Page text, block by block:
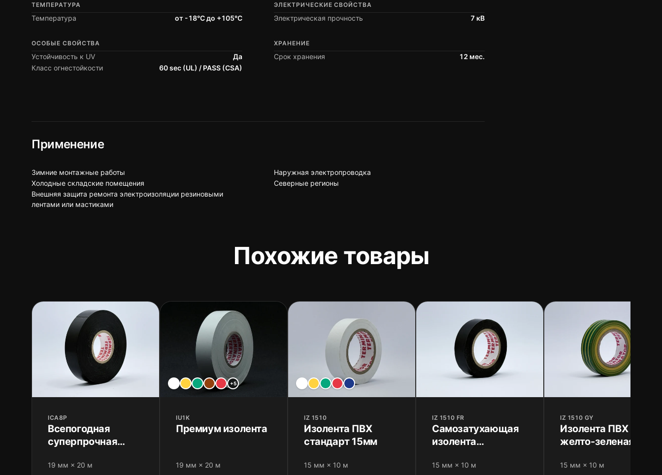
ТЕМПЕРАТУРА
Температура от -18°C до +105°C
ЭЛЕКТРИЧЕСКИЕ СВОЙСТВА
Электрическая прочность 7 кВ
ОСОБЫЕ СВОЙСТВА
Устойчивость к UV
Да
Класс огнестойкости
60 sec (UL) / PASS (CSA)
ХРАНЕНИЕ
Срок хранения 12 мес.
Применение
Зимние монтажные работы
Наружная электропроводка
Холодные складские помещения
Северные регионы
Внешняя защита ремонта электроизоляции резиновыми
лентами или мастиками
Похожие товары
ICA8P
Всепогодная
суперпрочная
19 мм × 20 м
+5
IU1K
Премиум изолента
19 мм × 20 м
IZ 1510
Изолента ПВХ
стандарт 15мм
15 мм × 10 м
IZ 1510 FR
Самозатухающая
изолента
уровня
15 мм × 10 м
IZ 1510 GY
Изолента ПВХ
желто-зеленая для
15 мм × 10 м